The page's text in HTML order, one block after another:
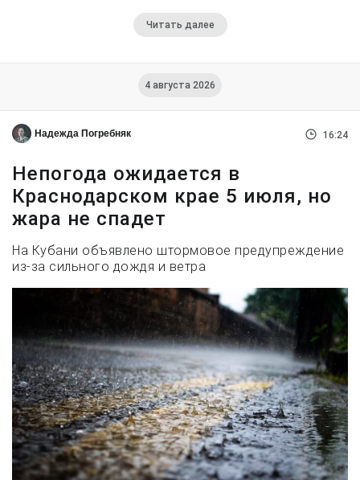
Читать далее
4 августа 2026
Надежда Погребняк 16:24
Непогода ожидается в
Краснодарском крае 5 июля, но
жара не спадет
На Кубани объявлено штормовое предупреждение
из-за сильного дождя и ветра